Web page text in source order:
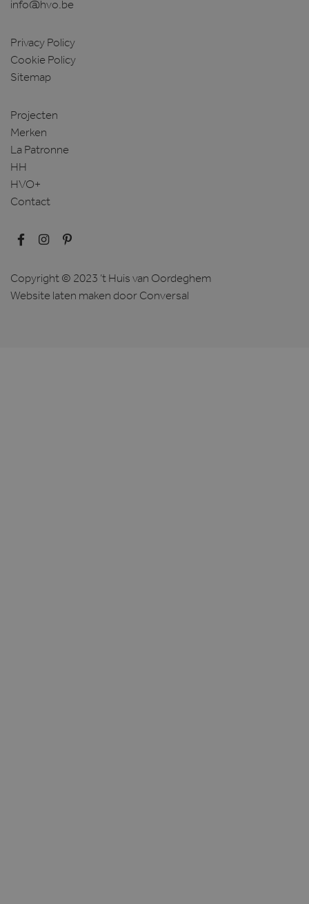
info@hvo.be
Privacy Policy
Cookie Policy
Sitemap
Projecten
Merken
La Patronne
HH
HVO+
Contact
Copyright © 2023 ’t Huis van Oordeghem
Website laten maken door Conversal